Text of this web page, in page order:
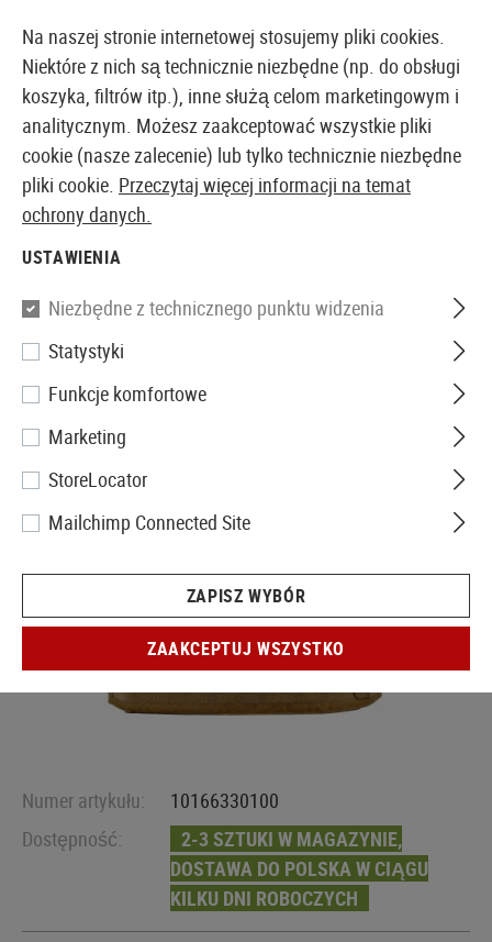
EUROPEJSKI AIRSOFT SKLEP I HURTOWNIA
Strona główna
PECA Body Armor Vest
Numer artykułu:
10166330100
Dostępność:
2-3 SZTUKI W MAGAZYNIE,
DOSTAWA DO POLSKA W CIĄGU
KILKU DNI ROBOCZYCH
Na naszej stronie internetowej stosujemy pliki cookies.
Niektóre z nich są technicznie niezbędne (np. do obsługi
koszyka, filtrów itp.), inne służą celom marketingowym i
analitycznym. Możesz zaakceptować wszystkie pliki
cookie (nasze zalecenie) lub tylko technicznie niezbędne
pliki cookie. Przeczytaj więcej informacji na temat
ochrony danych.
USTAWIENIA
Niezbędne z technicznego punktu widzenia
Statystyki
Funkcje komfortowe
Marketing
StoreLocator
Mailchimp Connected Site
ZAPISZ WYBÓR
ZAAKCEPTUJ WSZYSTKO